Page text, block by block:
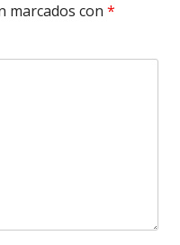
marcados con *